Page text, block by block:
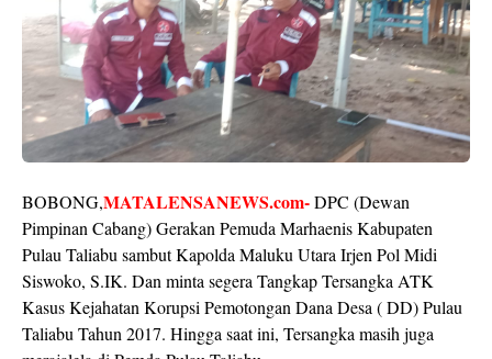
BOBONG,MATALENSANEWS.com-DPC (Dewan
Pimpinan Cabang) Gerakan Pemuda Marhaenis Kabupaten
Pulau Taliabu sambut Kapolda Maluku Utara Irjen Pol Midi
Siswoko, S.IK. Dan minta segera Tangkap Tersangka ATK
Kasus Kejahatan Korupsi Pemotongan Dana Desa ( DD) Pulau
Taliabu Tahun 2017. Hingga saat ini, Tersangka masih juga